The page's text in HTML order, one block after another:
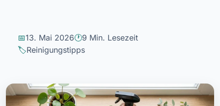
13. Mai 2026
9 Min. Lesezeit
Reinigungstipps